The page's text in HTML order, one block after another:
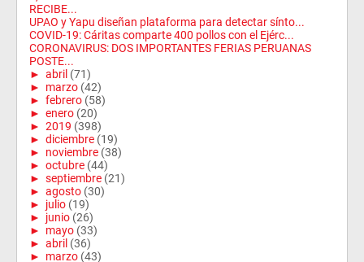
RECIBE...
UPAO y Yapu diseñan plataforma para detectar sínto...
COVID-19: Cáritas comparte 400 pollos con el Ejérc...
CORONAVIRUS: DOS IMPORTANTES FERIAS PERUANAS
POSTE...
► abril (71)
► marzo (42)
► febrero (58)
► enero (20)
► 2019 (398)
► diciembre (19)
► noviembre (38)
► octubre (44)
► septiembre (21)
► agosto (30)
► julio (19)
► junio (26)
► mayo (33)
► abril (36)
► marzo (43)